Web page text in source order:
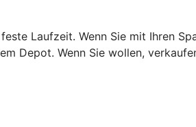
Laufzeit. Wenn Sie mit Ihren
Depot. Wenn Sie wollen,